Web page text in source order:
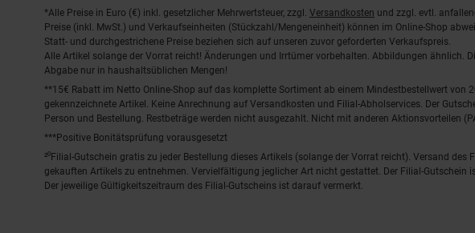
Fußnoten
*Alle Preise in Euro (€) inkl. gesetzlicher Mehrwertsteuer, zzgl. Versandkosten und zzgl. evtl.
Preise (inkl. MwSt.) und Verkaufseinheiten (Stückzahl/Mengeneinheit) können im Online-Shop
Statt- und durchgestrichene Preise beziehen sich auf unseren zuvor geforderten Verkaufspreis.
Alle Artikel solange der Vorrat reicht! Änderungen und Irrtümer vorbehalten. Abbildungen ähnlich.
Abgabe nur in haushaltsüblichen Mengen!
**15€ Rabatt im Netto Online-Shop auf das komplette Sortiment ab einem Mindestbestellwert
gekennzeichnete Artikel. Keine Anrechnung auf Versandkosten und Filial-Abholservices. Der
Person und Bestellung. Restbeträge werden nicht ausgezahlt. Nicht mit anderen Aktionsvorteilen
***Positive Bonitätsprüfung vorausgesetzt
²⁰Filial-Gutschein gratis zu jeder Bestellung dieses Artikels (solange der Vorrat reicht). Versand
gekauften Artikels zu entnehmen. Vervielfältigung jeglicher Art nicht gestattet. Der Filial-
Der jeweilige Gültigkeitszeitraum des Filial-Gutscheins ist darauf vermerkt.